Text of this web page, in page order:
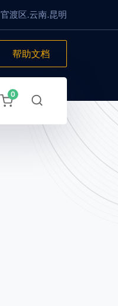
官渡区.云南.昆明
帮助文档
0